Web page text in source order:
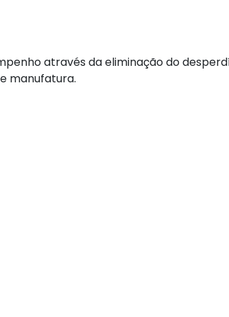
através da eliminação do
manufatura.